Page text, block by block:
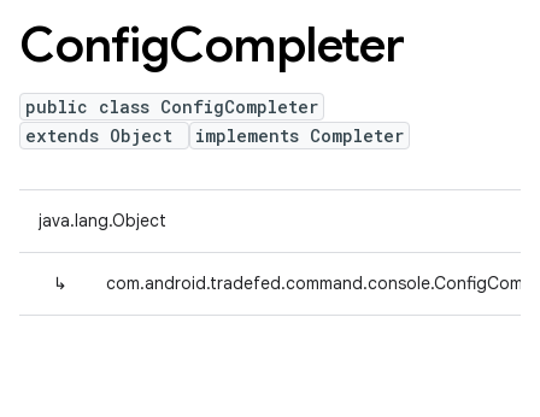
ConfigCompleter
public class ConfigCompleter
extends Object
implements Completer
java.lang.Object
↳